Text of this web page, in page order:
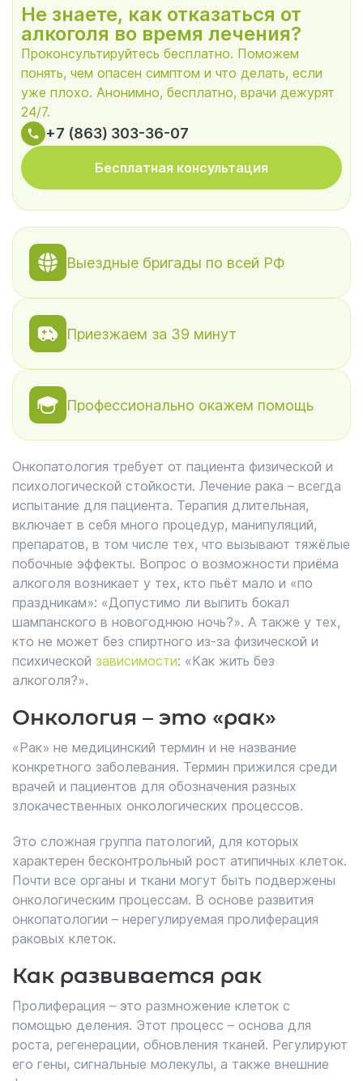
Не знаете, как отказаться от
алкоголя во время лечения?
Проконсультируйтесь бесплатно. Поможем
понять, чем опасен симптом и что делать, если
уже плохо. Анонимно, бесплатно, врачи дежурят
24/7.
+7 (863) 303-36-07
Бесплатная консультация
Выездные бригады по всей РФ
Приезжаем за 39 минут
Профессионально окажем помощь
Онкопатология требует от пациента физической и
психологической стойкости. Лечение рака – всегда
испытание для пациента. Терапия длительная,
включает в себя много процедур, манипуляций,
препаратов, в том числе тех, что вызывают тяжёлые
побочные эффекты. Вопрос о возможности приёма
алкоголя возникает у тех, кто пьёт мало и «по
праздникам»: «Допустимо ли выпить бокал
шампанского в новогоднюю ночь?». А также у тех,
кто не может без спиртного из-за физической и
психической зависимости: «Как жить без
алкоголя?».
Онкология – это «рак»
«Рак» не медицинский термин и не название
конкретного заболевания. Термин прижился среди
врачей и пациентов для обозначения разных
злокачественных онкологических процессов.
Это сложная группа патологий, для которых
характерен бесконтрольный рост атипичных клеток.
Почти все органы и ткани могут быть подвержены
онкологическим процессам. В основе развития
онкопатологии – нерегулируемая пролиферация
раковых клеток.
Как развивается рак
Пролиферация – это размножение клеток с
помощью деления. Этот процесс – основа для
роста, регенерации, обновления тканей. Регулируют
его гены, сигнальные молекулы, а также внешние